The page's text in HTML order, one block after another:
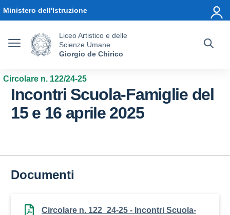
Ministero dell'Istruzione
Liceo Artistico e delle
Scienze Umane
Giorgio de Chirico
Circolare n. 122/24-25
Incontri Scuola-Famiglie del
15 e 16 aprile 2025
Documenti
Circolare n. 122_24-25 - Incontri Scuola-